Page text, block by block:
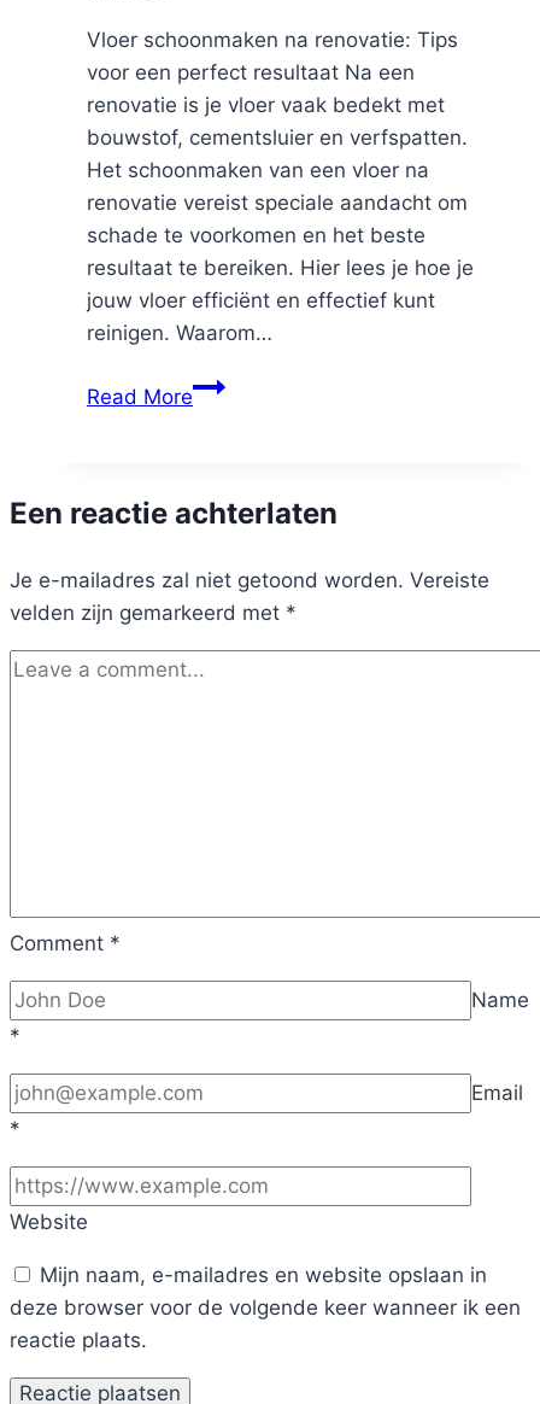
Vloer schoonmaken na renovatie: Tips
voor een perfect resultaat Na een
renovatie is je vloer vaak bedekt met
bouwstof, cementsluier en verfspatten.
Het schoonmaken van een vloer na
renovatie vereist speciale aandacht om
schade te voorkomen en het beste
resultaat te bereiken. Hier lees je hoe je
jouw vloer efficiënt en effectief kunt
reinigen. Waarom…
Read MoreVloer
Een reactie achterlaten
Je e-mailadres zal niet getoond worden. Vereiste
velden zijn gemarkeerd met *
Comment *
Name
*
Email
*
Website
Mijn naam, e-mailadres en website opslaan in
deze browser voor de volgende keer wanneer ik een
reactie plaats.